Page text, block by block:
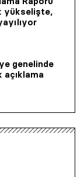
yükselişte,
genelinde
açıklama